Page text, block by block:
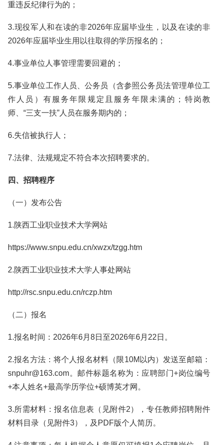
重违反纪律行为的；
3.现役军人和在读的非2026年应届毕业生，以及在读的非
2026年应届毕业生用以往取得的学历报名的；
4.事业单位人事管理需要回避的；
5.事业单位工作人员、公务员（含参照公务员法管理单位工
作人员）有服务年限规定且服务年限未满的；特岗教
师、“三支一扶”人员在服务期内的；
6.失信被执行人；
7.法律、法规规定不符合本次招聘要求的。
四、招聘程序
（一）发布公告
1.陕西工业职业技术大学网站
https://www.snpu.edu.cn/xwzx/tzgg.htm
2.陕西工业职业技术大学人事处网站
http://rsc.snpu.edu.cn/rczp.htm
（二）报名
1.报名时间：2026年6月8日至2026年6月22日。
2.报名方法：将个人报名材料（限10M以内）发送至邮箱：
snpuhr@163.com。邮件标题名称为：应聘部门+岗位编号
+本人姓名+最高学历学位+硕博英才网。
3.所需材料：报名信息表（见附件2），专任教师招聘附件
材料目录（见附件3），及PDF版个人简历。